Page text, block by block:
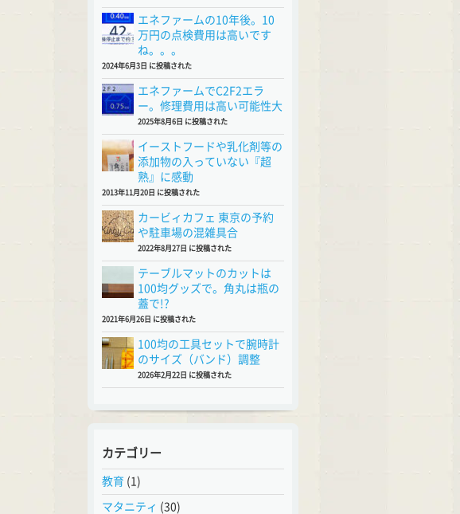
エネファームの10年後。10
万円の点検費用は高いです
ね。。。
2024年6月3日 に投稿された
エネファームでC2F2エラ
ー。修理費用は高い可能性大
2025年8月6日 に投稿された
イーストフードや乳化剤等の
添加物の入っていない『超
熟』に感動
2013年11月20日 に投稿された
カービィカフェ 東京の予約
や駐車場の混雑具合
2022年8月27日 に投稿された
テーブルマットのカットは
100均グッズで。角丸は瓶の
蓋で!?
2021年6月26日 に投稿された
100均の工具セットで腕時計
のサイズ（バンド）調整
2026年2月22日 に投稿された
カテゴリー
教育 (1)
マタニティ (30)